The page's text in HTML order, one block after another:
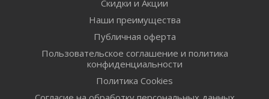
Скидки и Акции
Наши преимущества
Публичная оферта
Пользовательское соглашение и политика
конфиденциальности
Политика Cookies